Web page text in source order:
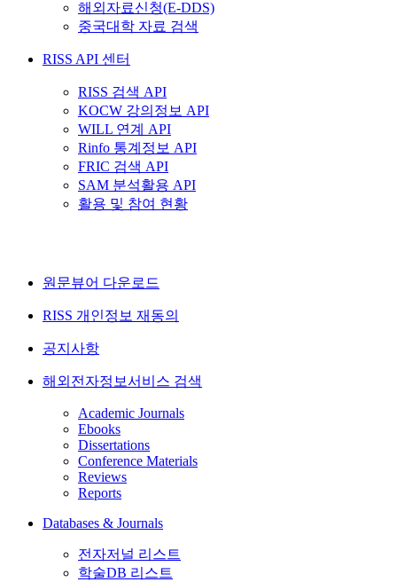
해외자료신청(E-DDS)
중국대학 자료 검색
RISS API 센터
RISS 검색 API
KOCW 강의정보 API
WILL 연계 API
Rinfo 통계정보 API
FRIC 검색 API
SAM 분석활용 API
활용 및 참여 현황
원문뷰어 다운로드
RISS 개인정보 재동의
공지사항
해외전자정보서비스 검색
Academic Journals
Ebooks
Dissertations
Conference Materials
Reviews
Reports
Databases & Journals
전자저널 리스트
학술DB 리스트